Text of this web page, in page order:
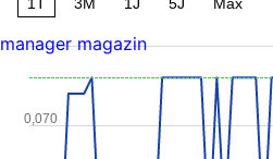
0,070
manager magazin